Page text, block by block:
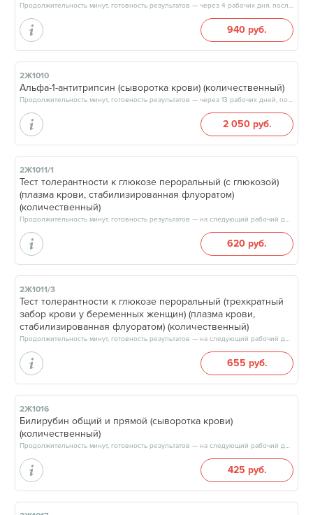
Продолжительность минут, готовность результатов — через 4 рабочих дня, после 17:00
940 руб.
2Ж1010
Альфа-1-антитрипсин (сыворотка крови) (количественный)
Продолжительность минут, готовность результатов — через 13 рабочих дней, после 17:00
2 050 руб.
2Ж1011/1
Тест толерантности к глюкозе пероральный (с глюкозой)
(плазма крови, стабилизированная флуоратом)
(количественный)
Продолжительность минут, готовность результатов — на следующий рабочий день, после 15:00
620 руб.
2Ж1011/3
Тест толерантности к глюкозе пероральный (трехкратный
забор крови у беременных женщин) (плазма крови,
стабилизированная флуоратом) (количественный)
Продолжительность минут, готовность результатов — на следующий рабочий день
655 руб.
2Ж1016
Билирубин общий и прямой (сыворотка крови)
(количественный)
Продолжительность минут, готовность результатов — на следующий рабочий день, после 15:00
425 руб.